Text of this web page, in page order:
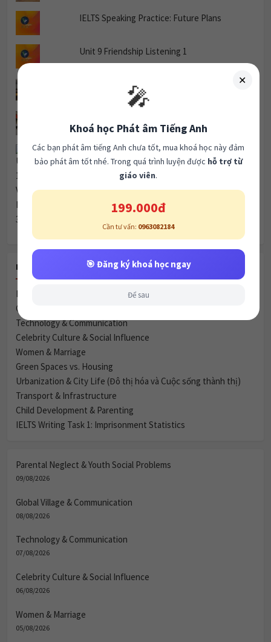
IELTS Speaking Practice: Future Plans
Unit 9 Friendship Listening 1
Listening Cam 20 Test 2
Unit 18 Vacations Listening 3
RECENT POSTS
Parental Neglect & Youth Social Problems
Global Village & Communication
Technology & Communication
Celebrity Culture & Social Influence
Women & Marriage
Green Spaces vs. Housing
Urbanization & City Life (Đô thị hóa và Cuộc sống thành thị)
Transport & Infrastructure
Child Development & Parenting
IELTS Writing Task 1: Imprisonment Statistics
Parental Neglect & Youth Social Problems
09/08/2026
Global Village & Communication
08/08/2026
Technology & Communication
07/08/2026
Celebrity Culture & Social Influence
06/08/2026
Women & Marriage
05/08/2026
✕
🎤
Khoá học Phát âm Tiếng Anh
Các bạn phát âm tiếng Anh chưa tốt, mua khoá học này đảm
bảo phát âm tốt nhé. Trong quá trình luyện được hỗ trợ từ
giáo viên.
199.000đ
Cần tư vấn: 0963082184
🎯 Đăng ký khoá học ngay
Để sau